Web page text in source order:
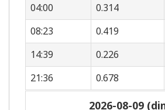
04:00
0.314
08:23
0.419
14:39
0.226
21:36
0.678
2026-08-09